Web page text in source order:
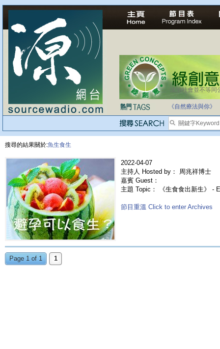
法治社會並不等同
《自然療法與你》
搜尋的結果關於:魚生食生
2022-04-07
主持人 Hosted by： 周兆祥博士
嘉賓 Guest：
主題 Topic： 《生食食出新生》 -
節目重溫 Click to enter Archives
Page 1 of 1 1